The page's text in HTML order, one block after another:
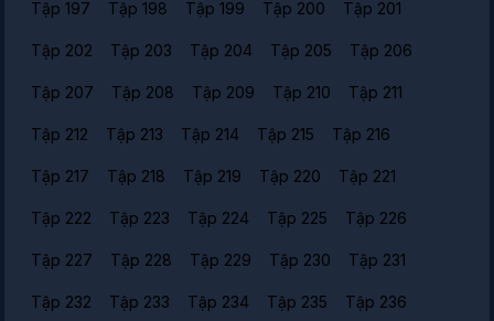
Tập 197 Tập 198 Tập 199 Tập 200 Tập 201
Tập 202 Tập 203 Tập 204 Tập 205 Tập 206
Tập 207 Tập 208 Tập 209 Tập 210 Tập 211
Tập 212 Tập 213 Tập 214 Tập 215 Tập 216
Tập 217 Tập 218 Tập 219 Tập 220 Tập 221
Tập 222 Tập 223 Tập 224 Tập 225 Tập 226
Tập 227 Tập 228 Tập 229 Tập 230 Tập 231
Tập 232 Tập 233 Tập 234 Tập 235 Tập 236